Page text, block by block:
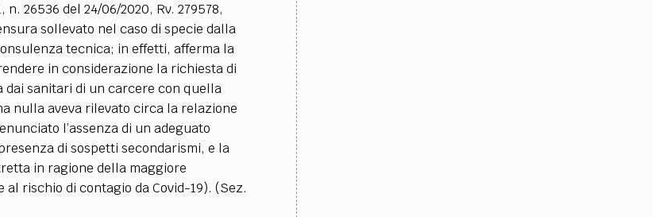
26536 del 24/06/2020, Rv. 279578,
sollevato nel caso di specie dalla
tecnica; in effetti, afferma la
in considerazione la richiesta di
sanitari di un carcere con quella
nulla aveva rilevato circa la relazione
l’assenza di un adeguato
di sospetti secondarismi, e la
in ragione della maggiore
rischio di contagio da Covid-19). (Sez.